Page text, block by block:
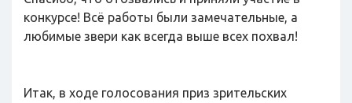
конкурсе! Всё работы были замечательные, а
любимые звери как всегда выше всех похвал!
Итак, в ходе голосования приз зрительских